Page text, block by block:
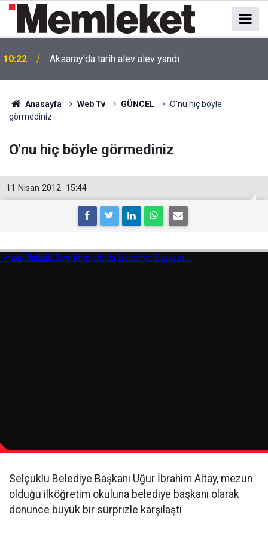
10:22 Aksaray'da tarih alev alev yandı
Anasayfa Web Tv GÜNCEL
O'nu hiç böyle
görmediniz
O'nu hiç böyle görmediniz
15:44
11 Nisan 2012
Selçuklu Belediye Başkanı Uğur İbrahim Altay, mezun
olduğu ilköğretim okuluna belediye başkanı olarak
dönünce büyük bir sürprizle karşılaştı